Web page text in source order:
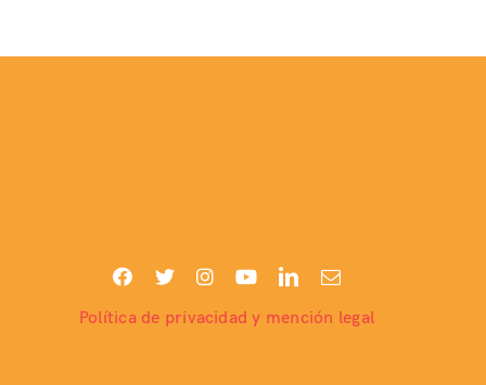
Política de privacidad y mención legal